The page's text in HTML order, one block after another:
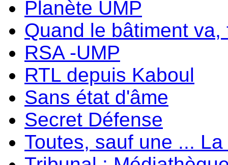
Planète UMP
Quand le bâtiment va,
RSA -UMP
RTL depuis Kaboul
Sans état d'âme
Secret Défense
Toutes, sauf une ...